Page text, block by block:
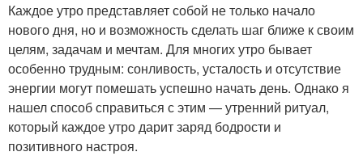
Каждое утро представляет собой не только начало
нового дня, но и возможность сделать шаг ближе к своим
целям, задачам и мечтам. Для многих утро бывает
особенно трудным: сонливость, усталость и отсутствие
энергии могут помешать успешно начать день. Однако я
нашел способ справиться с этим — утренний ритуал,
который каждое утро дарит заряд бодрости и
позитивного настроя.